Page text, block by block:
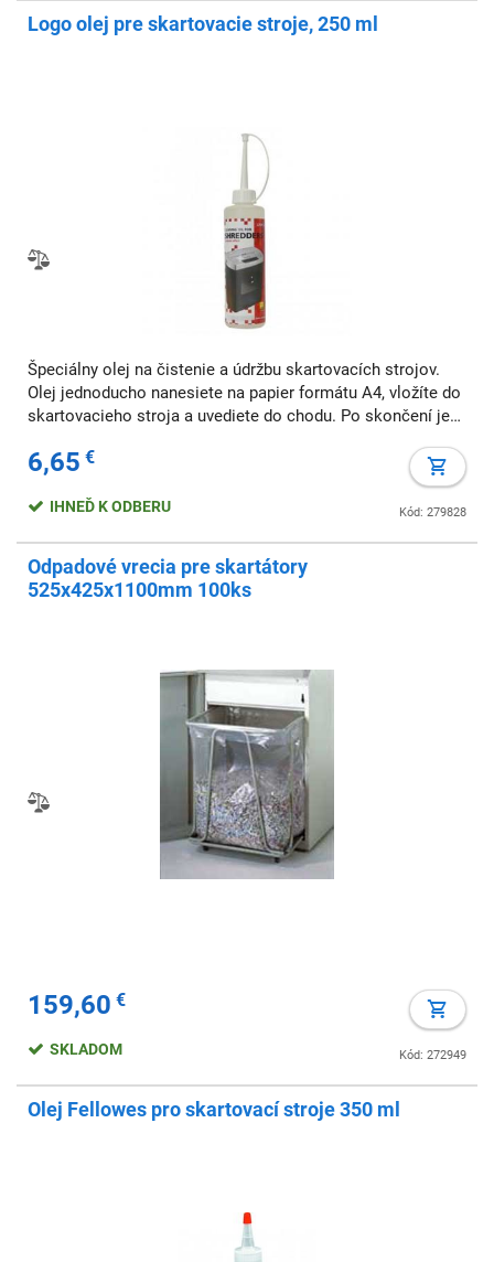
Logo olej pre skartovacie stroje, 250 ml
Špeciálny olej na čistenie a údržbu skartovacích strojov.
Olej jednoducho nanesiete na papier formátu A4, vložíte do
skartovacieho stroja a uvediete do chodu. Po skončení je
odbúrateľný, antistatický.
6,65 €
Kód: 279828
IHNEĎ K ODBERU
Odpadové vrecia pre skartátory
525x425x1100mm 100ks
159,60 €
Kód: 272949
SKLADOM
Olej Fellowes pro skartovací stroje 350 ml